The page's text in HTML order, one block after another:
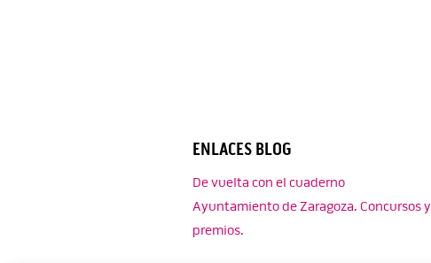
ENLACES BLOG
De vuelta con el cuaderno
Ayuntamiento de Zaragoza. Concursos y
premios.